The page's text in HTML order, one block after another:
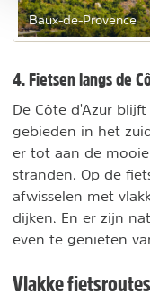
Baux-de-Provence
4. Fietsen langs de
De Côte d'Azur
gebieden in het
er tot aan de
stranden. Op de
afwisselen met
dijken. En er zijn
even te genieten
Vlakke